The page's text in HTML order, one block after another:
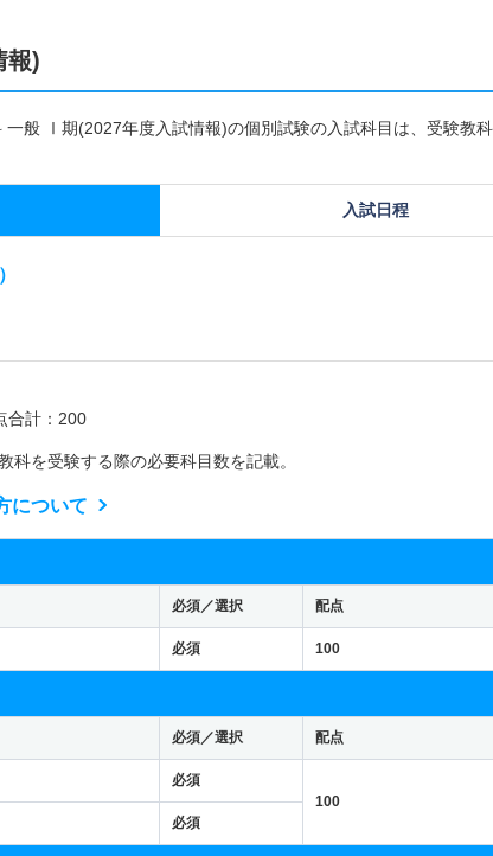
報)
一般 Ⅰ期(2027年度入試情報)の個別試験の入試科目は、受験
入試日程
計：200
を受験する際の必要科目数を記載。
について
必須／選択 配点
必須 100
必須／選択 配点
必須
100
必須